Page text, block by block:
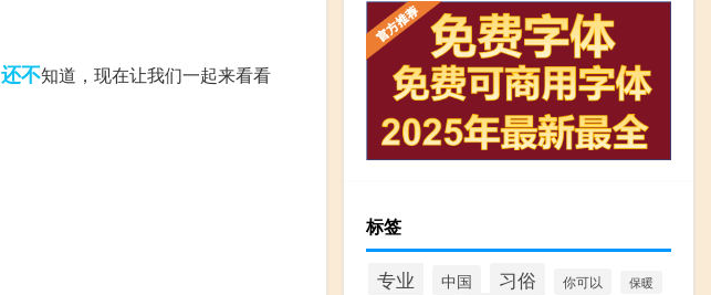
还不知道，现在让我们一起来看看
标签
专业 中国 习俗 你可以 保暖